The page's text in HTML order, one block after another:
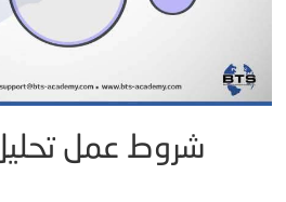
شروط عمل